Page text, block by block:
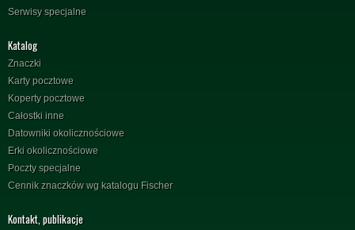
Serwisy specjalne
Katalog
Znaczki
Karty pocztowe
Koperty pocztowe
Całostki inne
Datowniki okolicznościowe
Erki okolicznościowe
Poczty specjalne
Cennik znaczków wg katalogu Fischer
Kontakt, publikacje